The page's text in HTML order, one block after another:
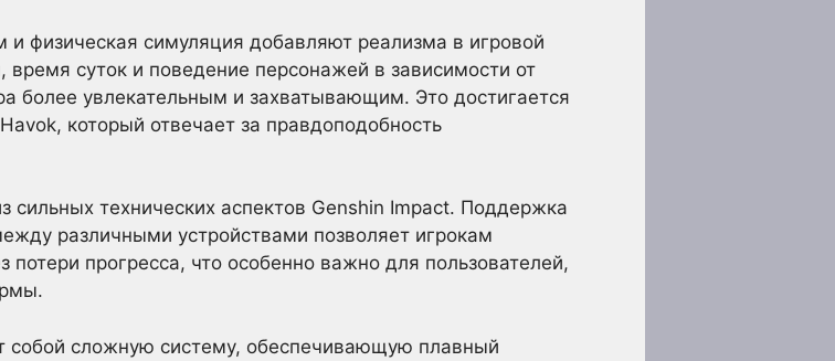
физическая симуляция добавляют реализма в игровой
суток и поведение персонажей в зависимости от
более увлекательным и захватывающим. Это достигается
который отвечает за правдоподобность
технических аспектов Genshin Impact. Поддержка
различными устройствами позволяет игрокам
прогресса, что особенно важно для пользователей,
собой сложную систему, обеспечивающую плавный